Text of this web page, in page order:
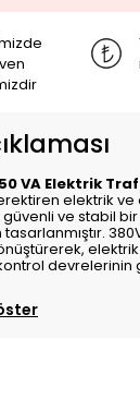
VA Elektrik
elektrik
ve stabil
devrelerinin